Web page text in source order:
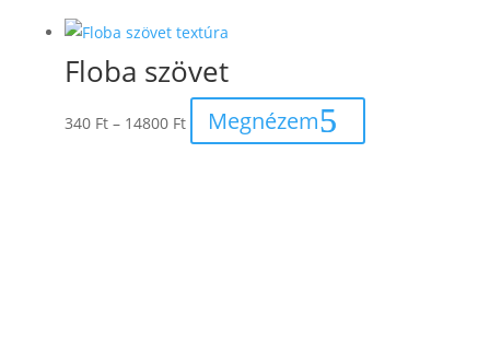
Floba szövet
340 Ft – 14800 Ft Ártartomány:
340 Ft
Megnézem